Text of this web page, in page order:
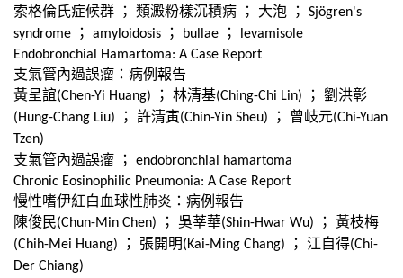
索格倫氏症候群 ； 類澱粉樣沉積病 ； 大泡 ；
Sjögren's
syndrome
； amyloidosis ； bullae ；
levamisole
Endobronchial Hamartoma: A Case Report
支氣管內過誤瘤：病例報告
黃呈誼(Chen-Yi Huang) ； 林清基(Ching-Chi Lin) ； 劉洪彰
(Hung-Chang Liu) ； 許清寅(Chin-Yin Sheu) ； 曾岐元(Chi-Yuan
Tzen)
支氣管內過誤瘤 ；
endobronchial hamartoma
Chronic Eosinophilic Pneumonia: A Case Report
慢性嗜伊紅白血球性肺炎：病例報告
陳俊民(Chun-Min Chen) ； 吳莘華(Shin-Hwar Wu) ； 黃枝梅
(Chih-Mei Huang) ； 張開明(Kai-Ming Chang) ； 江自得(Chi-
Der Chiang)